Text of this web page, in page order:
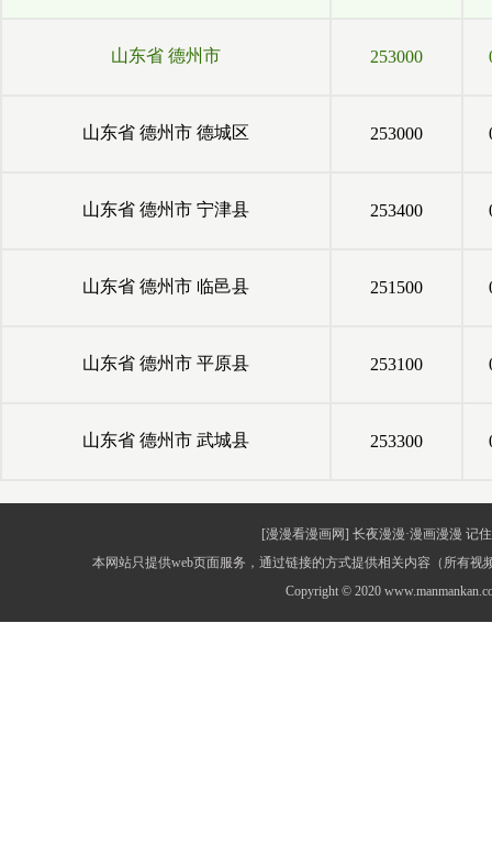
山东省 德州市 253000
山东省 德州市 德城区 253000
山东省 德州市 宁津县 253400
山东省 德州市 临邑县 251500
山东省 德州市 平原县 253100
山东省 德州市 武城县 253300
[漫漫看漫画网] 长夜漫漫·漫画漫漫 记
本网站只提供web页面服务，通过链接的方式提供相关内容（所有
Copyright © 2020